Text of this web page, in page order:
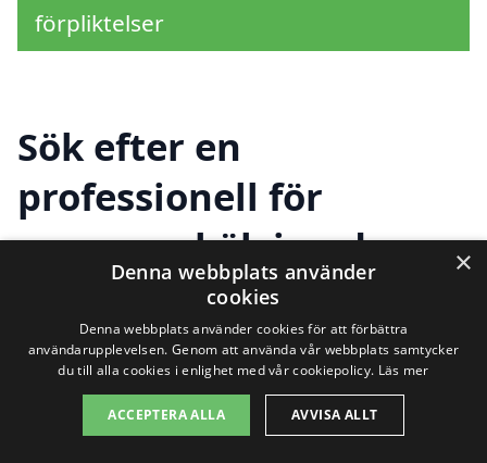
förpliktelser
Sök efter en
professionell för
renovera kök i andra
städer nära Mönsterås
Att renovera kök i Mönsterås är ett
fantastiskt sätt att förbättra ditt hem och
×
Denna webbplats använder
cookies
Denna webbplats använder cookies för att förbättra
användarupplevelsen. Genom att använda vår webbplats samtycker
du till alla cookies i enlighet med vår cookiepolicy. Läs mer
ACCEPTERA ALLA AVVISA ALLT